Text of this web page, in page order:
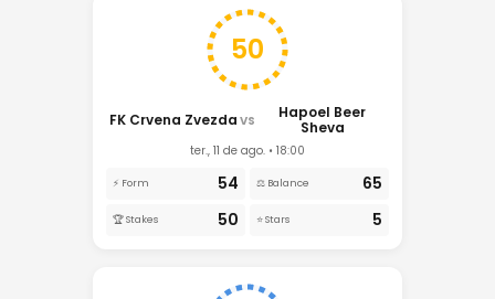
50
FK Crvena Zvezda VS
Hapoel Beer
Sheva
ter., 11 de ago. • 18:00
⚡ Form 54 ⚖️ Balance 65
🏆 Stakes 50 ⭐ Stars 5